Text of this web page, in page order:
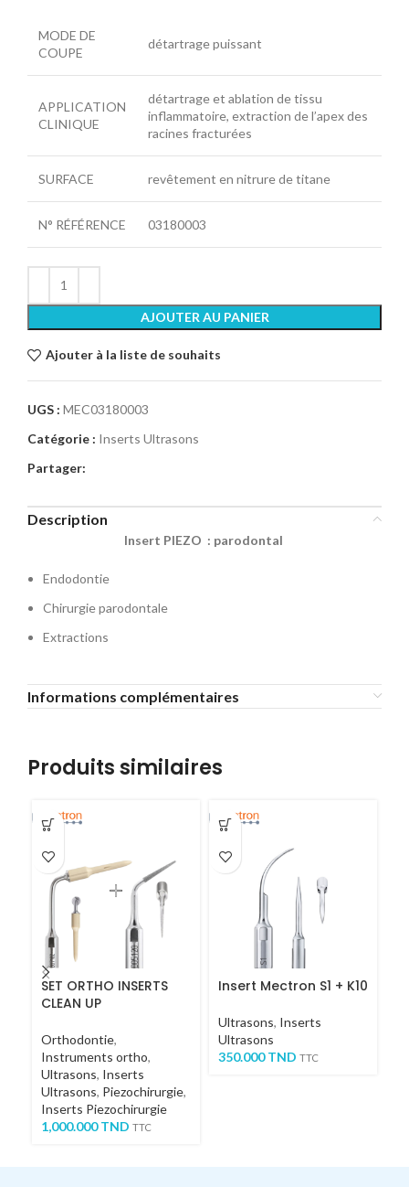
MODE DE
COUPE
détartrage puissant
APPLICATION
CLINIQUE
détartrage et ablation de tissu
inflammatoire, extraction de l’apex des
racines fracturées
SURFACE revêtement en nitrure de titane
N° RÉFÉRENCE 03180003
AJOUTER AU PANIER
Ajouter à la liste de souhaits
UGS : MEC03180003
Catégorie : Inserts Ultrasons
Partager:
Description
Insert PIEZO : parodontal
Endodontie
Chirurgie parodontale
Extractions
Informations complémentaires
Produits similaires
SET ORTHO INSERTS
CLEAN UP
Orthodontie,
Instruments ortho,
Ultrasons, Inserts
Ultrasons, Piezochirurgie,
Inserts Piezochirurgie
1,000.000TND TTC
Insert Mectron S1 + K10
Ultrasons, Inserts
Ultrasons
350.000TND TTC